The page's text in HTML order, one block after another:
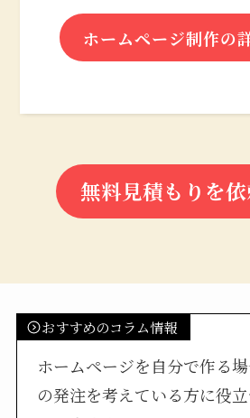
ホームページ制作の
無料見積もりを
おすすめのコラム情報
ホームページを自分で作る
の発注を考えている方に役